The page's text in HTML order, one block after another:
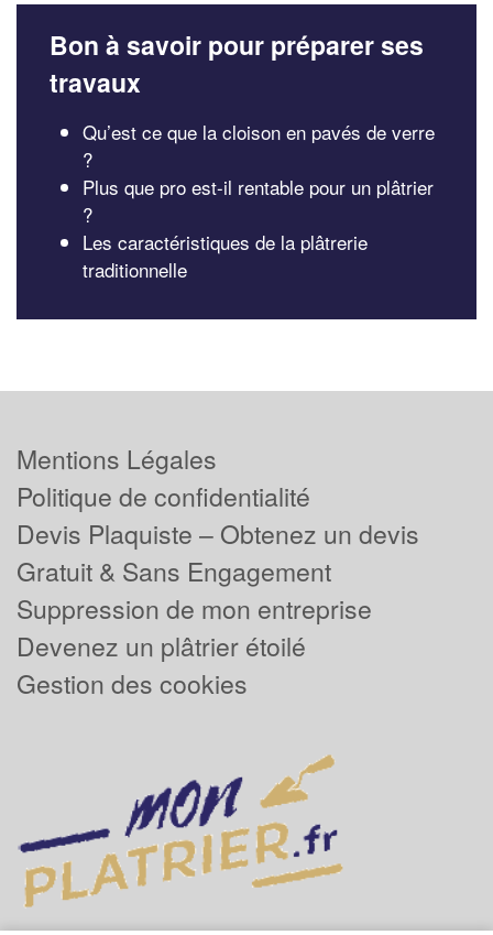
Bon à savoir pour préparer ses
travaux
Qu’est ce que la cloison en pavés de verre
?
Plus que pro est-il rentable pour un plâtrier
?
Les caractéristiques de la plâtrerie
traditionnelle
Mentions Légales
Politique de confidentialité
Devis Plaquiste – Obtenez un devis
Gratuit & Sans Engagement
Suppression de mon entreprise
Devenez un plâtrier étoilé
Gestion des cookies